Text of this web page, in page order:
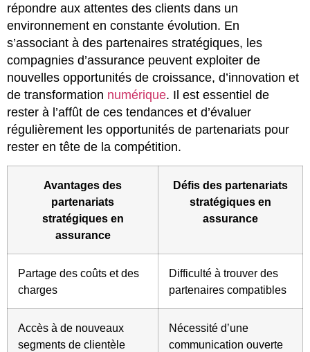
répondre aux attentes des clients dans un
environnement en constante évolution. En
s’associant à des partenaires stratégiques, les
compagnies d’assurance peuvent exploiter de
nouvelles opportunités de croissance, d’innovation et
de transformation numérique. Il est essentiel de
rester à l’affût de ces tendances et d’évaluer
régulièrement les opportunités de partenariats pour
rester en tête de la compétition.
Avantages des
partenariats
stratégiques en
assurance
Défis des partenariats
stratégiques en
assurance
Partage des coûts et des
charges
Difficulté à trouver des
partenaires compatibles
Accès à de nouveaux
segments de clientèle
Nécessité d’une
communication ouverte